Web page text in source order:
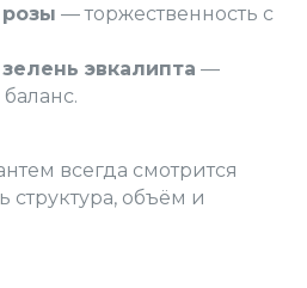
— торжественность с
эвкалипта —
всегда смотрится
структура, объём и